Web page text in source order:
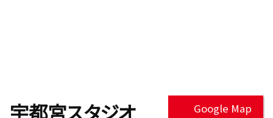
宇都宮スタジオ Google Map